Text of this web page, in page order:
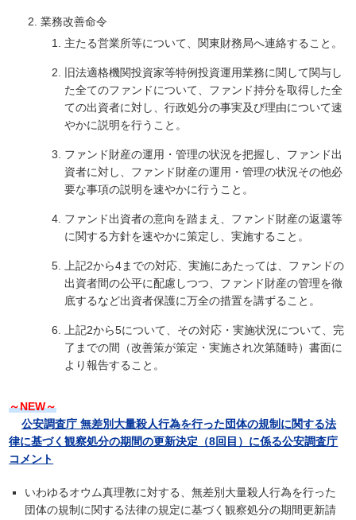
業務改善命令
主たる営業所等について、関東財務局へ連絡すること。
旧法適格機関投資家等特例投資運用業務に関して関与し
た全てのファンドについて、ファンド持分を取得した全
ての出資者に対し、行政処分の事実及び理由について速
やかに説明を行うこと。
ファンド財産の運用・管理の状況を把握し、ファンド出
資者に対し、ファンド財産の運用・管理の状況その他必
要な事項の説明を速やかに行うこと。
ファンド出資者の意向を踏まえ、ファンド財産の返還等
に関する方針を速やかに策定し、実施すること。
上記2から4までの対応、実施にあたっては、ファンドの
出資者間の公平に配慮しつつ、ファンド財産の管理を徹
底するなど出資者保護に万全の措置を講ずること。
上記2から5について、その対応・実施状況について、完
了までの間（改善策が策定・実施され次第随時）書面に
より報告すること。
～NEW～
公安調査庁 無差別大量殺人行為を行った団体の規制に関する法
律に基づく観察処分の期間の更新決定（8回目）に係る公安調査庁
コメント
いわゆるオウム真理教に対する、無差別大量殺人行為を行った
団体の規制に関する法律の規定に基づく観察処分の期間更新請